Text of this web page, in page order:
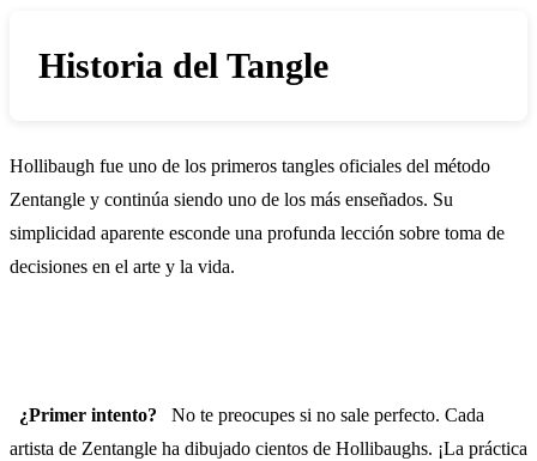
Historia del Tangle
Hollibaugh fue uno de los primeros tangles oficiales del método
Zentangle y continúa siendo uno de los más enseñados. Su
simplicidad aparente esconde una profunda lección sobre toma de
decisiones en el arte y la vida.
¿Primer intento?
No te preocupes si no sale perfecto. Cada
artista de Zentangle ha dibujado cientos de Hollibaughs. ¡La práctica